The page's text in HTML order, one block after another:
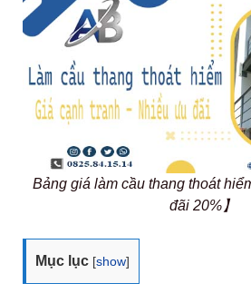
Bảng giá làm cầu thang thoát
đãi 20%】
Mục lục [show]